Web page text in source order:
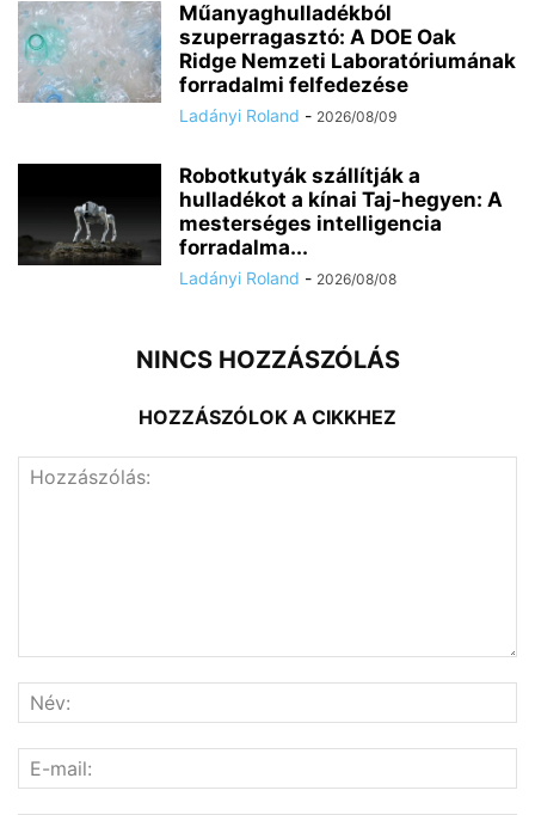
Műanyaghulladékból
szuperragasztó: A DOE Oak
Ridge Nemzeti Laboratóriumának
forradalmi felfedezése
Ladányi Roland - 2026/08/09
Robotkutyák szállítják a
hulladékot a kínai Taj-hegyen: A
mesterséges intelligencia
forradalma...
Ladányi Roland - 2026/08/08
NINCS HOZZÁSZÓLÁS
HOZZÁSZÓLOK A CIKKHEZ